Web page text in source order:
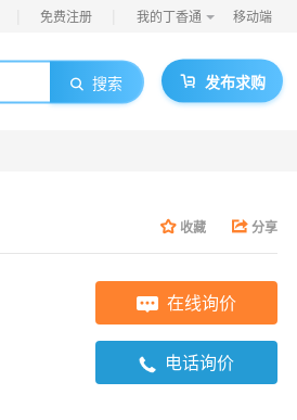
免费注册 我的丁香通 移动端
搜索 发布求购
收藏 分享
在线询价
电话询价